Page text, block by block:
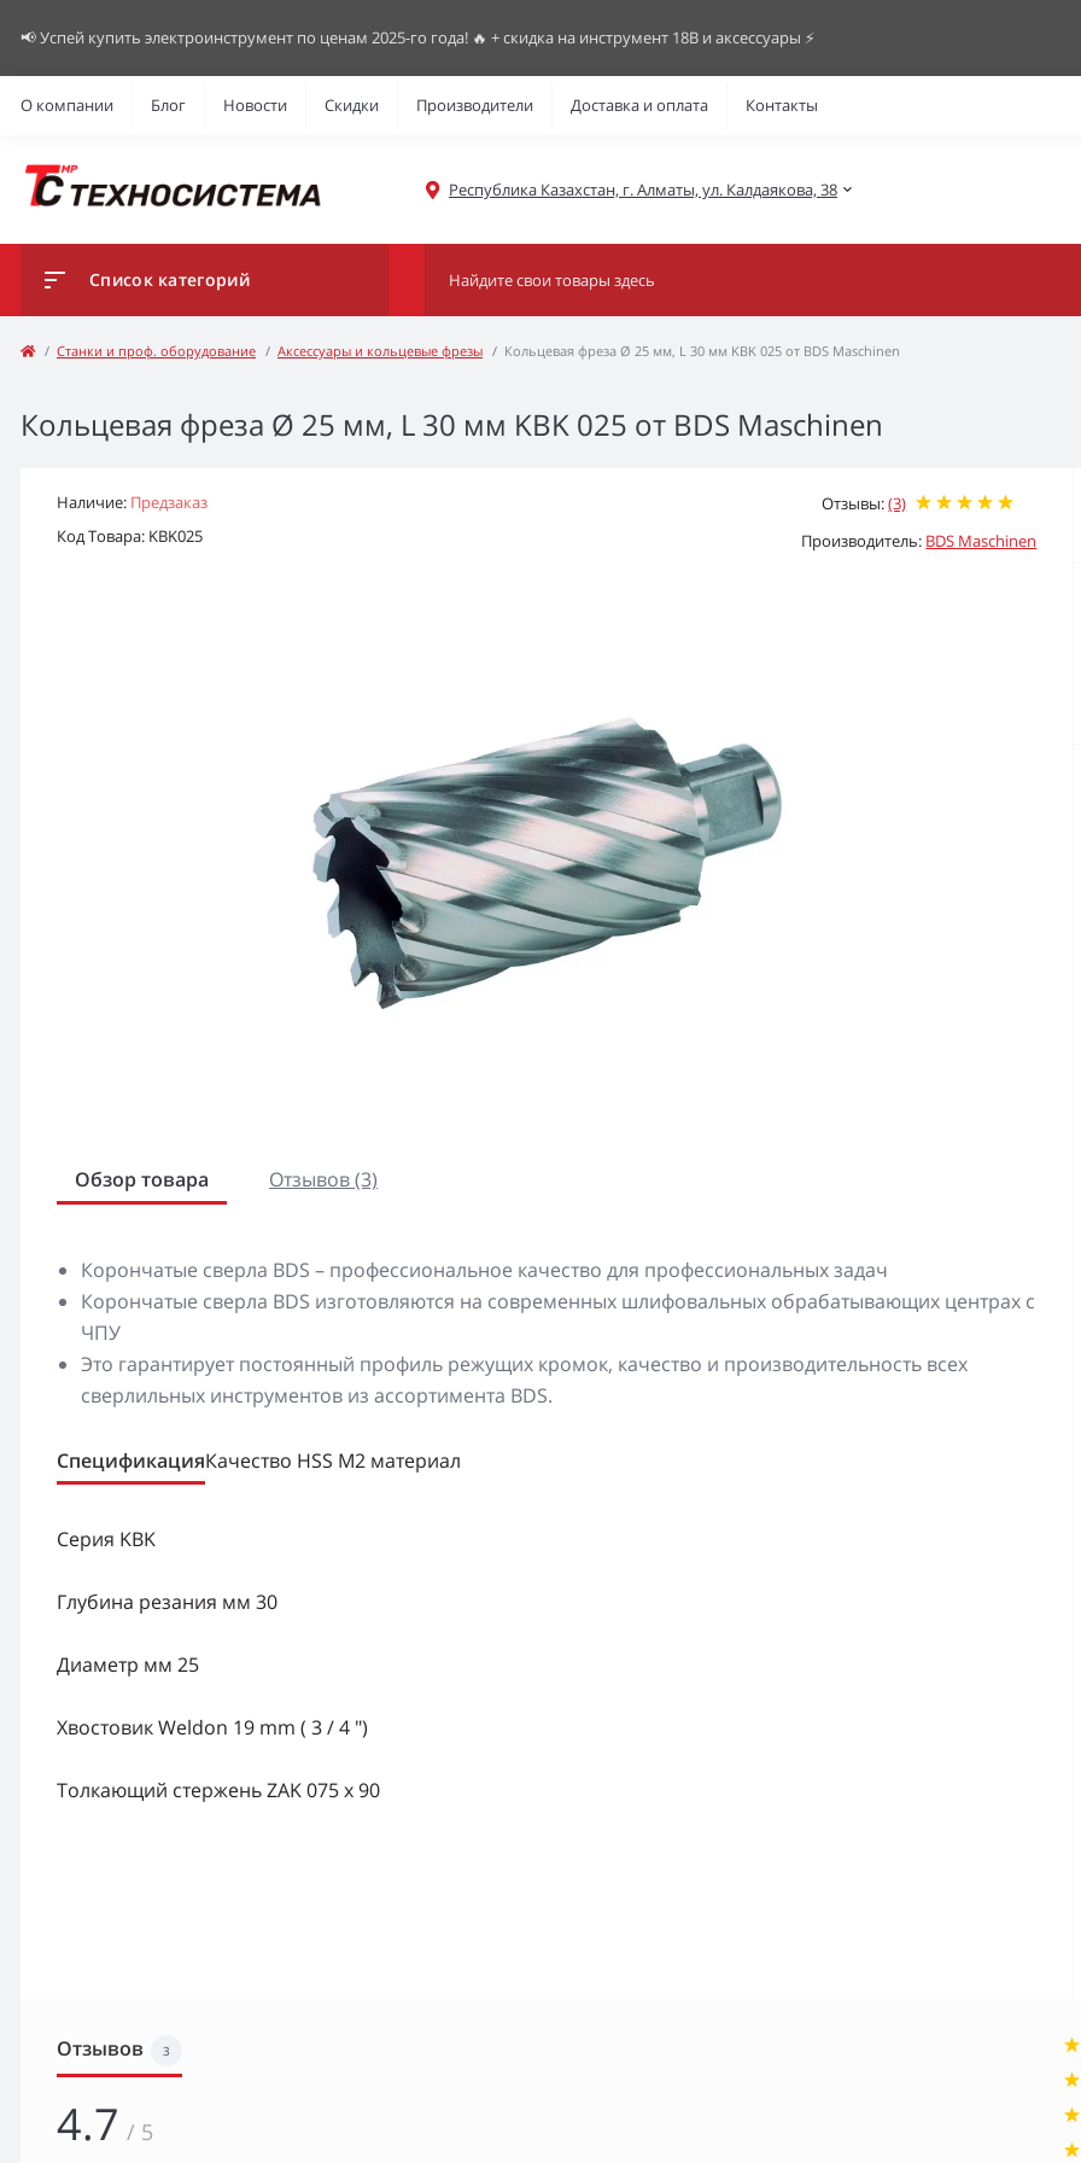
📢 Успей купить электроинструмент по ценам 2025-го года! 🔥 + скидка на инструмент 18В и аксессуары ⚡️
О компании Блог Новости Скидки Производители Доставка и оплата Контакты
Республика Казахстан, г. Алматы, ул. Калдаякова, 38
Список категорий
Станки и проф. оборудование Аксессуары и кольцевые фрезы Кольцевая фреза Ø 25 мм, L 30 мм KBK 025 от BDS Maschinen
Кольцевая фреза Ø 25 мм, L 30 мм KBK 025 от BDS Maschinen
Наличие: Предзаказ
Код Товара: KBK025
Отзывы:(3)
Производитель: BDS Maschinen
Обзор товара Отзывов (3)
Корончатые сверла BDS – профессиональное качество для профессиональных задач
Корончатые сверла BDS изготовляются на современных шлифовальных обрабатывающих центрах с
ЧПУ
Это гарантирует постоянный профиль режущих кромок, качество и производительность всех
сверлильных инструментов из ассортимента BDS.
СпецификацияКачество HSS M2 материал
Серия KBK
Глубина резания мм 30
Диаметр мм 25
Хвостовик Weldon 19 mm ( 3 / 4 ")
Толкающий стержень ZAK 075 х 90
Отзывов 3
4.7 / 5